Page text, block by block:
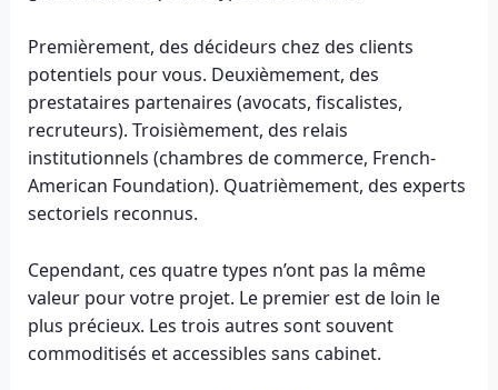
Premièrement, des décideurs chez des clients
potentiels pour vous. Deuxièmement, des
prestataires partenaires (avocats, fiscalistes,
recruteurs). Troisièmement, des relais
institutionnels (chambres de commerce, French-
American Foundation). Quatrièmement, des experts
sectoriels reconnus.
Cependant, ces quatre types n’ont pas la même
valeur pour votre projet. Le premier est de loin le
plus précieux. Les trois autres sont souvent
commoditisés et accessibles sans cabinet.